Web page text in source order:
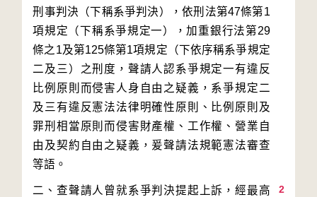
刑事判決（下稱系爭判決），依刑法第47條第1
項規定（下稱系爭規定一），加重銀行法第29
條之1及第125條第1項規定（下依序稱系爭規定
二及三）之刑度，聲請人認系爭規定一有違反
比例原則而侵害人身自由之疑義，系爭規定二
及三有違反憲法法律明確性原則、比例原則及
罪刑相當原則而侵害財產權、工作權、營業自
由及契約自由之疑義，爰聲請法規範憲法審查
2
二、查聲請人曾就系爭判決提起上訴，經最高